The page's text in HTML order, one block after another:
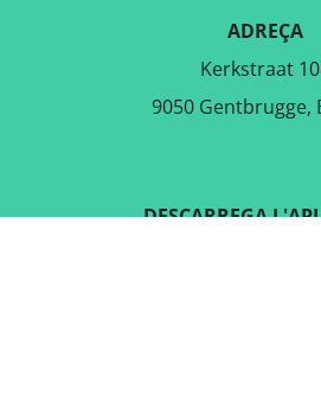
ADREÇA
Kerkstraat
9050 Gentbrugge,
DESCARREGA